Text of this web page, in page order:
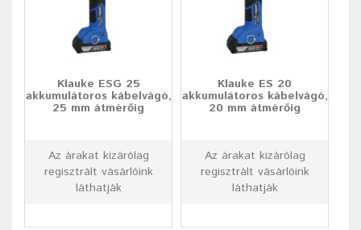
Klauke ESG 25
akkumulátoros kábelvágó,
25 mm átmérőig
Az árakat kizárólag
regisztrált vásárlóink
láthatják
Klauke ES 20
akkumulátoros kábelvágó,
20 mm átmérőig
Az árakat kizárólag
regisztrált vásárlóink
láthatják